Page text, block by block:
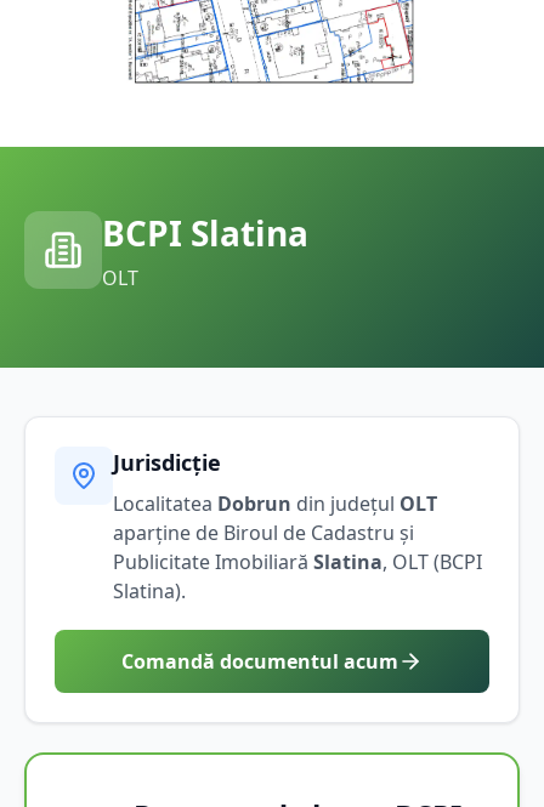
BCPI Slatina
OLT
Jurisdicție
Localitatea Dobrun din județul OLT
aparține de Biroul de Cadastru și
Publicitate Imobiliară Slatina, OLT(BCPI
Slatina).
Comandă documentul acum